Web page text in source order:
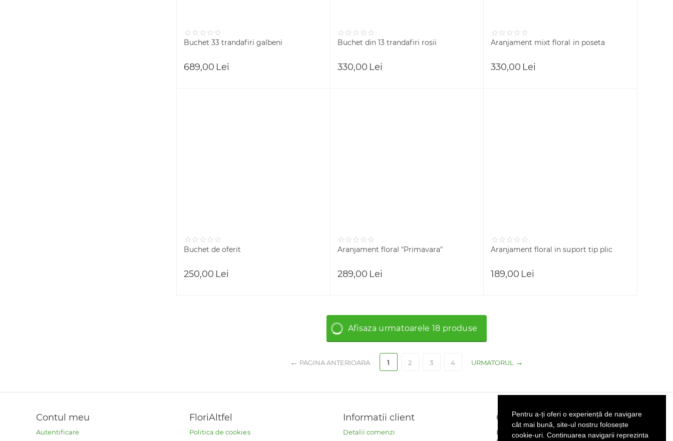
Pentru a-ți oferi o experiență de navigare
cât mai bună, site-ul nostru folosește
cookie-uri. Continuarea navigarii reprezinta
Buchet 33 trandafiri galbeni
689,00 Lei
Buchet din 13 trandafiri rosii
330,00 Lei
Aranjament mixt floral in poseta
330,00 Lei
Buchet de oferit
250,00 Lei
Aranjament floral "Primavara"
289,00 Lei
Aranjament floral in suport tip plic
189,00 Lei
Afisaza urmatoarele 18 produse
PAGINA ANTERIOARA 1 2 3 4 URMATORUL
Contul meu
Autentificare
FloriAltfel
Politica de cookies
Informatii client
Detalii comenzi
Contact
LURAN BRITAX SRL